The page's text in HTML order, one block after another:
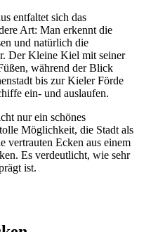
entfaltet sich das
Art: Man erkennt die
und natürlich die
Der Kleine Kiel mit seiner
während der Blick
bis zur Kieler Förde
ein- und auslaufen.
nur ein schönes
Möglichkeit, die Stadt als
vertrauten Ecken aus einem
Es verdeutlicht, wie sehr
ist.